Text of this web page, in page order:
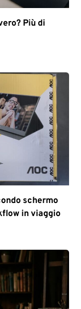
Più di
schermo
in viaggio